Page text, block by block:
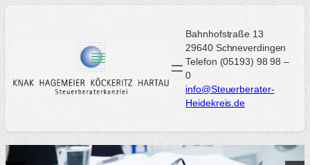
Zum
Bahnhofstraße 13
29640 Schneverdingen
Telefon (05193) 98 98 –
0
info@Steuerberater-
Heidekreis.de